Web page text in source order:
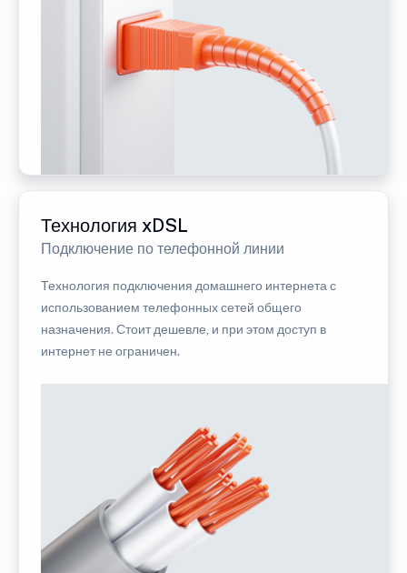
Технология xDSL
Подключение по телефонной линии
Технология подключения домашнего интернета с
использованием телефонных сетей общего
назначения. Стоит дешевле, и при этом доступ в
интернет не ограничен.